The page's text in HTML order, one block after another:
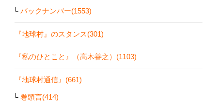
バックナンバー(1553)
『地球村』のスタンス(301)
『私のひとこと』（高木善之）(1103)
『地球村通信』(661)
巻頭言(414)